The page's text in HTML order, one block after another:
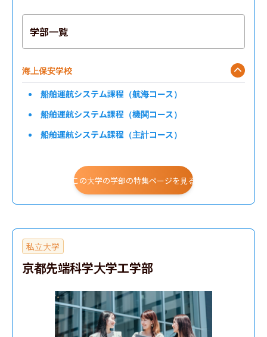
学部一覧
海上保安学校
船舶運航システム課程（航海コース）
船舶運航システム課程（機関コース）
船舶運航システム課程（主計コース）
情報システム課程
この大学の学部の特集ページを見る
私立大学
京都先端科学大学工学部